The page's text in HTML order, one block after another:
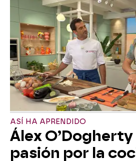
ASÍ HA APRENDIDO
Álex
pasión por la